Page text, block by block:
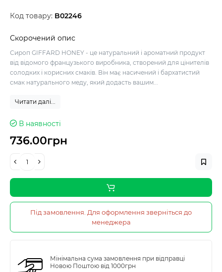
Код товару: B02246
Скорочений опис
Сироп GIFFARD HONEY - це натуральний і ароматний продукт
від відомого французького виробника, створений для цінителів
солодких і корисних смаків. Він має насичений і бархатистий
смак натурального меду, який додасть вашим...
Читати далі...
В наявності
736.00грн
Під замовлення. Для оформлення зверніться до
менеджера
Мінімальна сума замовлення при відправці
Новою Поштою від 1000грн